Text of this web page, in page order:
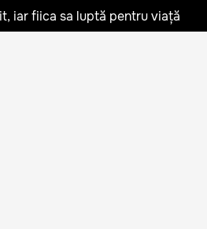
iar fiica sa luptă pentru viață